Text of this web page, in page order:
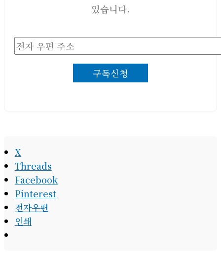
있습니다.
전
구독신청
X
Threads
Facebook
Pinterest
전자우편
인쇄